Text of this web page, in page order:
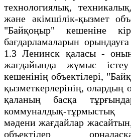
технологиялық,
және әкімшілік-қызмет
"Байқоңыр" кешеніне
бағдарламаларын
1.3 Ленинск қаласы -
жағдайында жұмыс
кешенінің объектілері,
қызметкерлерінің, олардың
қаланың басқа
коммуналдық-
мәдени жағдайлар
объектілер